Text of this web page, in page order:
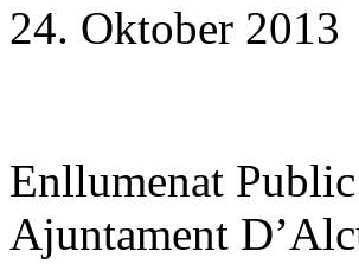
24. Oktober 2013
Enllumenat Public
Ajuntament